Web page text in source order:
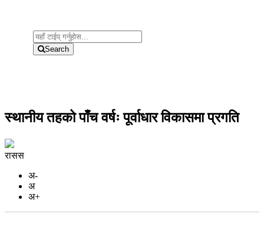
Search
स्थानीय तहको पाँच वर्षः पूर्वाधार विकासमा प्रगति
रासस
अ-
अ
अ+